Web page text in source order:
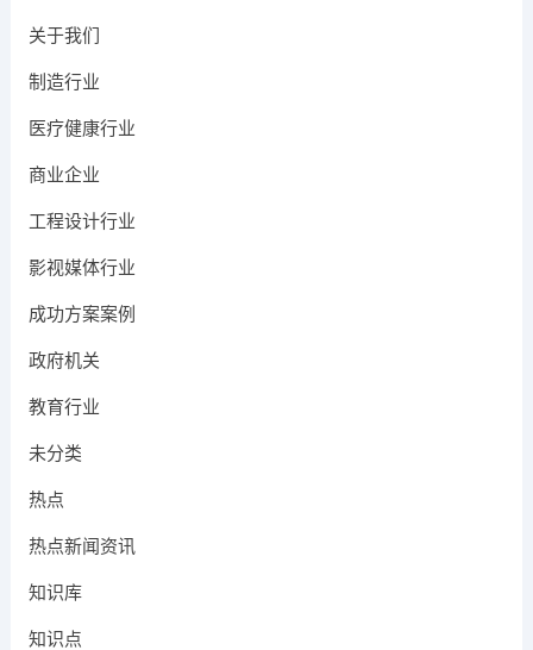
关于我们
制造行业
医疗健康行业
商业企业
工程设计行业
影视媒体行业
成功方案案例
政府机关
教育行业
未分类
热点
热点新闻资讯
知识库
知识点